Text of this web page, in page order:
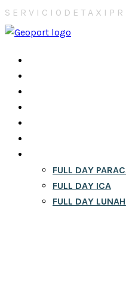
S E R V I C I O D E T A X I P R
FULL DAY
FULL DAY ICA
FULL DAY